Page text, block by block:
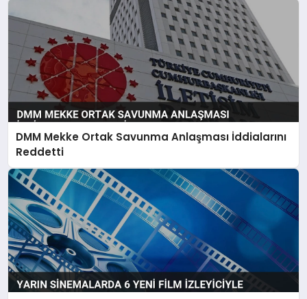
DMM Mekke Ortak Savunma Anlaşması İddialarını
Reddetti